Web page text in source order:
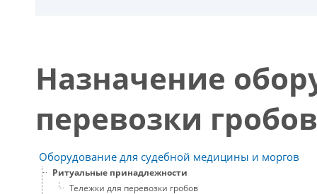
Назначение
перевозки
Оборудование для судебной медицины и моргов
Ритуальные принадлежности
Тележки для перевозки гробов